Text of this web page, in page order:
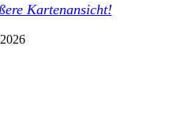
Kartenansicht!
2026